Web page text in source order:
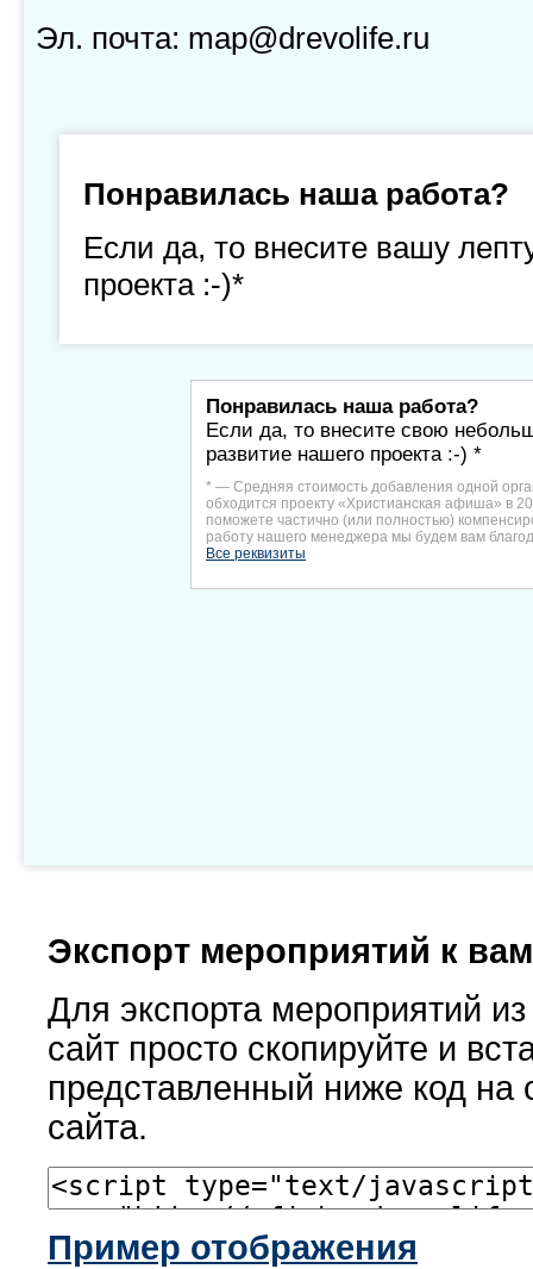
Эл. почта: map@drevolife.ru
Понравилась наша работа?
Если да, то внесите вашу
проекта :-)*
Понравилась наша работа?
Если да, то внесите свою
развитие нашего проекта :-) *
* — Средняя стоимость добавления одной
обходится проекту «Христианская афиша» в
поможете частично (или полностью)
работу нашего менеджера мы будем вам
Все реквизиты
Экспорт мероприятий к
Для экспорта мероприятий
сайт просто скопируйте и
представленный ниже код на
сайта.
Пример отображения